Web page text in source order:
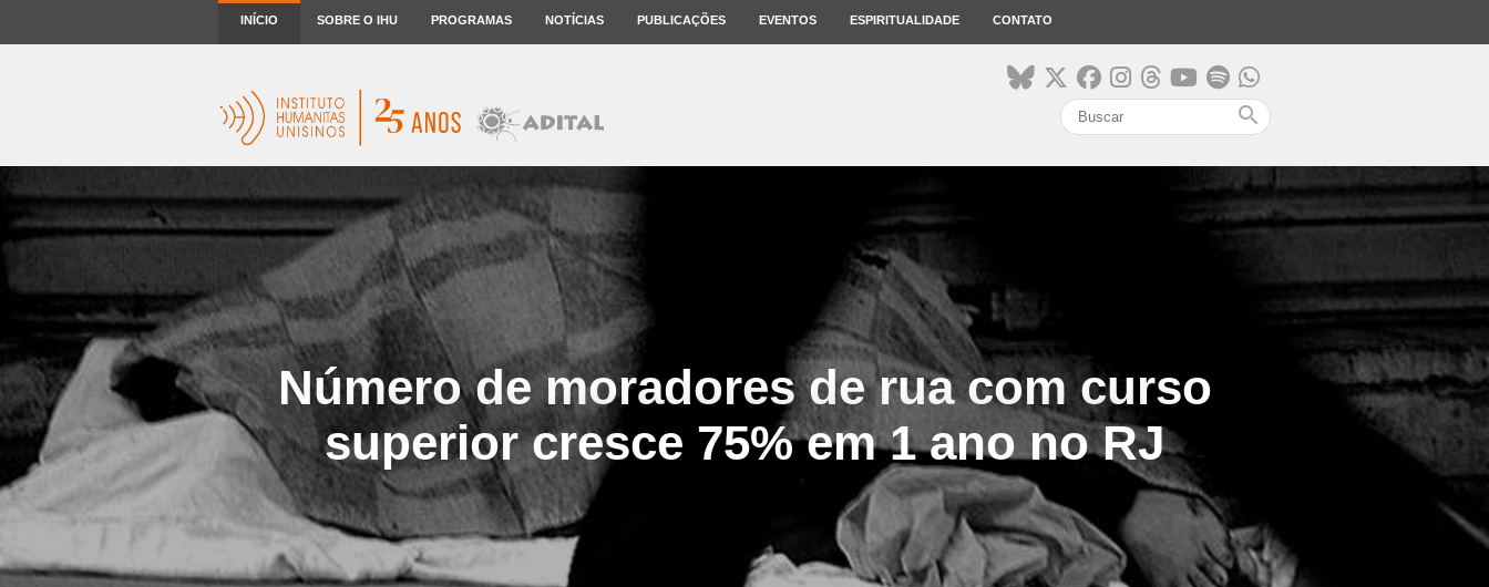
INÍCIO SOBRE O IHU PROGRAMAS NOTÍCIAS PUBLICAÇÕES EVENTOS ESPIRITUALIDADE CONTATO
search
Número de moradores de rua com curso
superior cresce 75% em 1 ano no RJ